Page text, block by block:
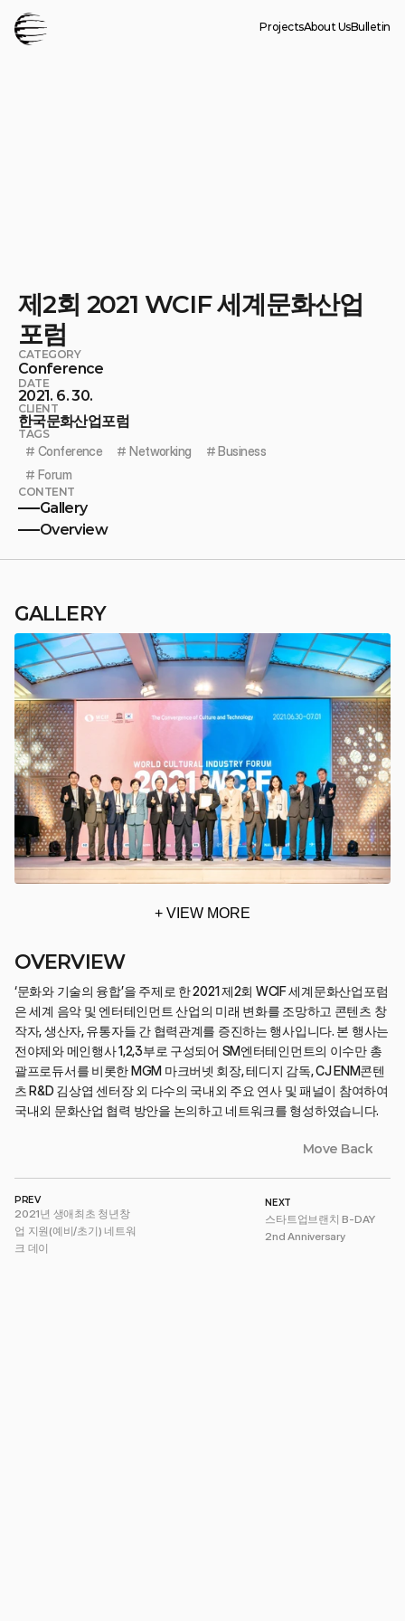
ProjectsAbout UsBulletin
제2회 2021 WCIF 세계문화산업
포럼
CATEGORY
Conference
DATE
2021. 6. 30.
CLIENT
한국문화산업포럼
TAGS
# Conference # Networking # Business
# Forum
CONTENT
Gallery
Overview
GALLERY
+ VIEW MORE
OVERVIEW
‘문화와 기술의 융합’을 주제로 한 2021 제2회 WCIF 세계문화산업포럼
은 세계 음악 및 엔터테인먼트 산업의 미래 변화를 조망하고 콘텐츠 창
작자, 생산자, 유통자들 간 협력관계를 증진하는 행사입니다. 본 행사는
전야제와 메인행사 1,2,3부로 구성되어 SM엔터테인먼트의 이수만 총
괄프로듀서를 비롯한 MGM 마크버넷 회장, 테디지 감독, CJ ENM콘텐
츠 R&D 김상엽 센터장 외 다수의 국내외 주요 연사 및 패널이 참여하여
국내외 문화산업 협력 방안을 논의하고 네트워크를 형성하였습니다.
Move Back
PREV
2021년 생애최초 청년창
업 지원(예비/초기) 네트워
크 데이
NEXT
스타트업브랜치 B-DAY
2nd Anniversary